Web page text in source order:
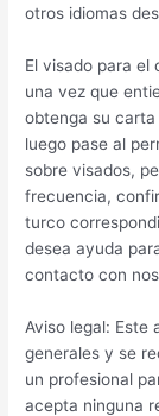
otros idiomas
El visado para el
una vez que
obtenga su
luego pase al
sobre visados,
frecuencia,
turco
desea ayuda
contacto con
Aviso legal:
generales y se
un profesional
acepta ninguna